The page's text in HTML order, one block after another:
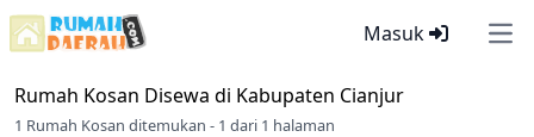
Masuk
Rumah Kosan Disewa di Kabupaten Cianjur
1 Rumah Kosan ditemukan - 1 dari 1 halaman